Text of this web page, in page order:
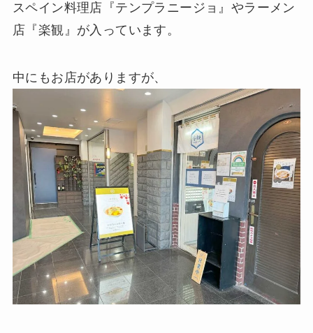
スペイン料理店『テンプラニージョ』やラーメン
店『楽観』が入っています。
中にもお店がありますが、